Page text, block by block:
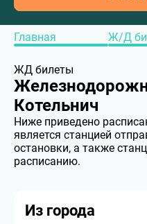
Главная Ж/Д
ЖД билеты
Котельнич
Ниже приведено
является станцией
остановки, а также
расписанию.
Из города